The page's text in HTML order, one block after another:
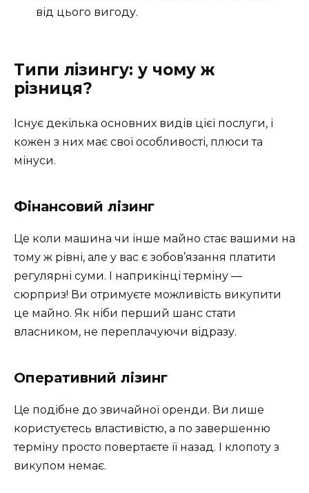
від цього вигоду.
Типи лізингу: у чому ж
різниця?
Існує декілька основних видів цієї послуги, і
кожен з них має свої особливості, плюси та
мінуси.
Фінансовий лізинг
Це коли машина чи інше майно стає вашими на
тому ж рівні, але у вас є зобов’язання платити
регулярні суми. І наприкінці терміну —
сюрприз! Ви отримуєте можливість викупити
це майно. Як ніби перший шанс стати
власником, не переплачуючи відразу.
Оперативний лізинг
Це подібне до звичайної оренди. Ви лише
користуєтесь властивістю, а по завершенню
терміну просто повертаєте її назад. І клопоту з
викупом немає.